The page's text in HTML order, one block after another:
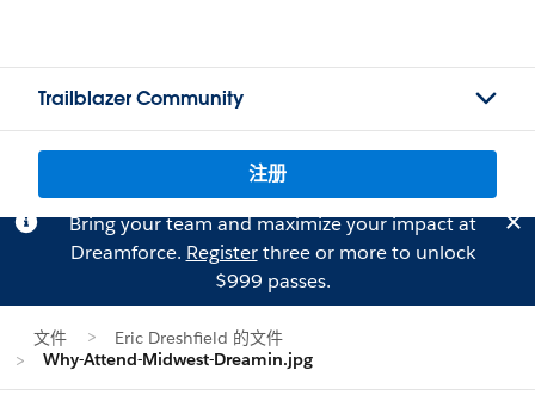
Trailblazer Community
注册
Bring your team and maximize your impact at
Dreamforce. Registerthree or more to unlock
$999 passes.
文件
Eric Dreshfield 的文件
Why-Attend-Midwest-Dreamin.jpg